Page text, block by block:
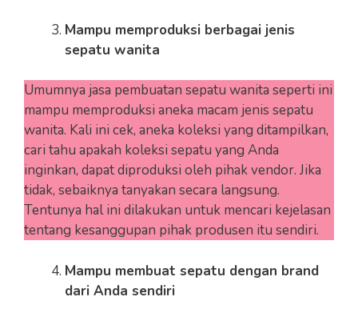
Mampu memproduksi berbagai jenis
sepatu wanita
Umumnya jasa pembuatan sepatu wanita seperti ini
mampu memproduksi aneka macam jenis sepatu
wanita. Kali ini cek, aneka koleksi yang ditampilkan,
cari tahu apakah koleksi sepatu yang Anda
inginkan, dapat diproduksi oleh pihak vendor. Jika
tidak, sebaiknya tanyakan secara langsung.
Tentunya hal ini dilakukan untuk mencari kejelasan
tentang kesanggupan pihak produsen itu sendiri.
Mampu membuat sepatu dengan brand
dari Anda sendiri